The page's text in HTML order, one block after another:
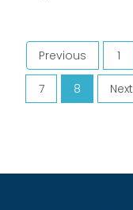
Previous 1
7
8
Next